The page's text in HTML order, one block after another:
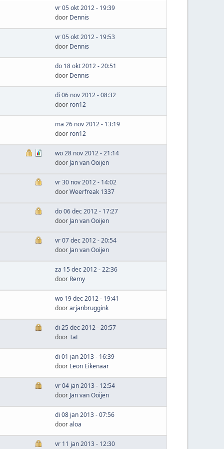
vr 05 okt 2012 - 19:39
door Dennis
vr 05 okt 2012 - 19:53
door Dennis
do 18 okt 2012 - 20:51
door Dennis
di 06 nov 2012 - 08:32
door ron12
ma 26 nov 2012 - 13:19
door ron12
wo 28 nov 2012 - 21:14
door Jan van Ooijen
vr 30 nov 2012 - 14:02
doorWeerfreak 1337
do 06 dec 2012 - 17:27
door Jan van Ooijen
vr 07 dec 2012 - 20:54
door Jan van Ooijen
za 15 dec 2012 - 22:36
door Remy
wo 19 dec 2012 - 19:41
doorarjanbruggink
di 25 dec 2012 - 20:57
doorTaL
di 01 jan 2013 - 16:39
door Leon Eikenaar
vr 04 jan 2013 - 12:54
door Jan van Ooijen
di 08 jan 2013 - 07:56
dooraloa
vr 11 jan 2013 - 12:30